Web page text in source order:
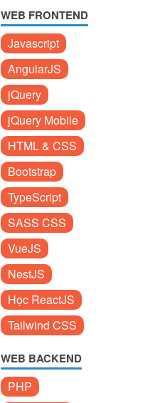
WEB FRONTEND
Javascript
AngularJS
jQuery
jQuery Mobile
HTML & CSS
Bootstrap
TypeScript
SASS CSS
VueJS
NestJS
Học ReactJS
Tailwind CSS
WEB BACKEND
PHP